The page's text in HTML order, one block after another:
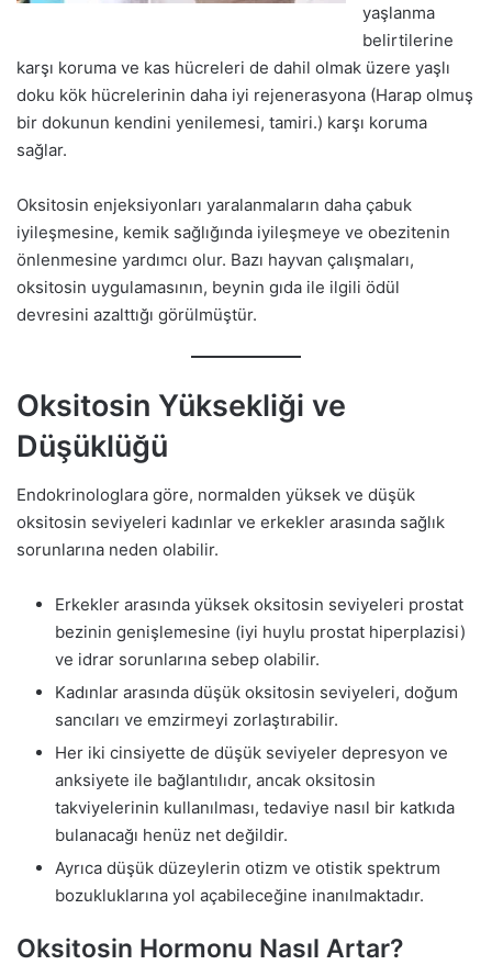
yaşlanma
belirtilerine
karşı koruma ve kas hücreleri de dahil olmak üzere yaşlı
doku kök hücrelerinin daha iyi rejenerasyona (Harap olmuş
bir dokunun kendini yenilemesi, tamiri.) karşı koruma
sağlar.
Oksitosin enjeksiyonları yaralanmaların daha çabuk
iyileşmesine, kemik sağlığında iyileşmeye ve obezitenin
önlenmesine yardımcı olur. Bazı hayvan çalışmaları,
oksitosin uygulamasının, beynin gıda ile ilgili ödül
devresini azalttığı görülmüştür.
Oksitosin Yüksekliği ve
Düşüklüğü
Endokrinologlara göre, normalden yüksek ve düşük
oksitosin seviyeleri kadınlar ve erkekler arasında sağlık
sorunlarına neden olabilir.
Erkekler arasında yüksek oksitosin seviyeleri prostat
bezinin genişlemesine (iyi huylu prostat hiperplazisi)
ve idrar sorunlarına sebep olabilir.
Kadınlar arasında düşük oksitosin seviyeleri, doğum
sancıları ve emzirmeyi zorlaştırabilir.
Her iki cinsiyette de düşük seviyeler depresyon ve
anksiyete ile bağlantılıdır, ancak oksitosin
takviyelerinin kullanılması, tedaviye nasıl bir katkıda
bulanacağı henüz net değildir.
Ayrıca düşük düzeylerin otizm ve otistik spektrum
bozukluklarına yol açabileceğine inanılmaktadır.
Oksitosin Hormonu Nasıl Artar?